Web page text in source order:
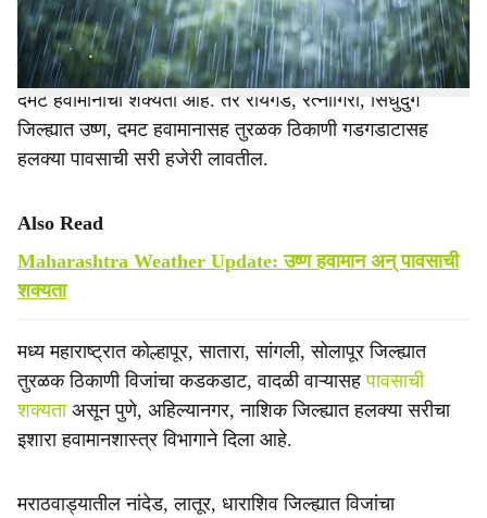
ठिकाणी पावसाचा इशारा हवामानशास्त्र विभागाने दिला आहे.
कोकणातील पालघर, ठाणे, मुंबई जिल्ह्यात काही ठिकाणी उष्ण आणि
दमट हवामानाची शक्यता आहे. तर रायगड, रत्नागिरी, सिंधुदुर्ग
जिल्ह्यात उष्ण, दमट हवामानासह तुरळक ठिकाणी गडगडाटासह
हलक्या पावसाची सरी हजेरी लावतील.
Also Read
Maharashtra Weather Update: उष्ण हवामान अन् पावसाची
शक्यता
मध्य महाराष्ट्रात कोल्हापूर, सातारा, सांगली, सोलापूर जिल्ह्यात
तुरळक ठिकाणी विजांचा कडकडाट, वादळी वाऱ्यासहपावसाची
शक्यताअसून पुणे, अहिल्यानगर, नाशिक जिल्ह्यात हलक्या सरीचा
इशारा हवामानशास्त्र विभागाने दिला आहे.
मराठवाड्यातील नांदेड, लातूर, धाराशिव जिल्ह्यात विजांचा